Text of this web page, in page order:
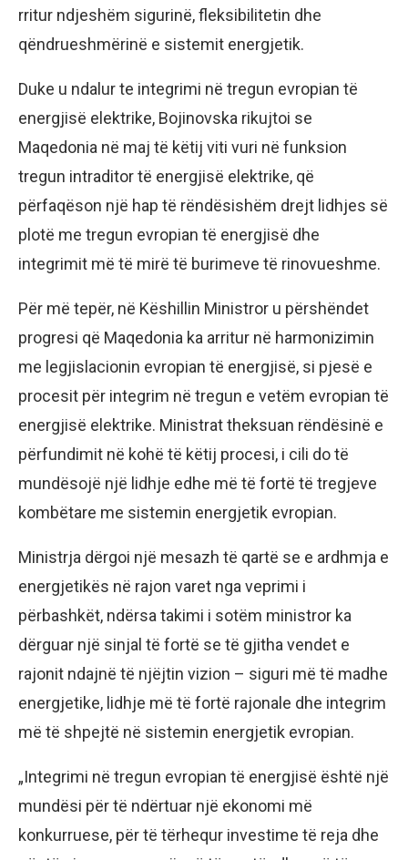
rritur ndjeshëm sigurinë, fleksibilitetin dhe
qëndrueshmërinë e sistemit energjetik.
Duke u ndalur te integrimi në tregun evropian të
energjisë elektrike, Bojinovska rikujtoi se
Maqedonia në maj të këtij viti vuri në funksion
tregun intraditor të energjisë elektrike, që
përfaqëson një hap të rëndësishëm drejt lidhjes së
plotë me tregun evropian të energjisë dhe
integrimit më të mirë të burimeve të rinovueshme.
Për më tepër, në Këshillin Ministror u përshëndet
progresi që Maqedonia ka arritur në harmonizimin
me legjislacionin evropian të energjisë, si pjesë e
procesit për integrim në tregun e vetëm evropian të
energjisë elektrike. Ministrat theksuan rëndësinë e
përfundimit në kohë të këtij procesi, i cili do të
mundësojë një lidhje edhe më të fortë të tregjeve
kombëtare me sistemin energjetik evropian.
Ministrja dërgoi një mesazh të qartë se e ardhmja e
energjetikës në rajon varet nga veprimi i
përbashkët, ndërsa takimi i sotëm ministror ka
dërguar një sinjal të fortë se të gjitha vendet e
rajonit ndajnë të njëjtin vizion – siguri më të madhe
energjetike, lidhje më të fortë rajonale dhe integrim
më të shpejtë në sistemin energjetik evropian.
„Integrimi në tregun evropian të energjisë është një
mundësi për të ndërtuar një ekonomi më
konkurruese, për të tërhequr investime të reja dhe